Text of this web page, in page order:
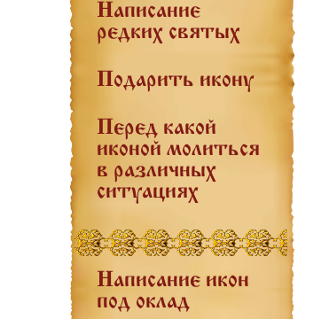
Написание
редких святых
Подарить икону
Перед какой
иконой молиться
в различных
ситуациях
Написание икон
под оклад